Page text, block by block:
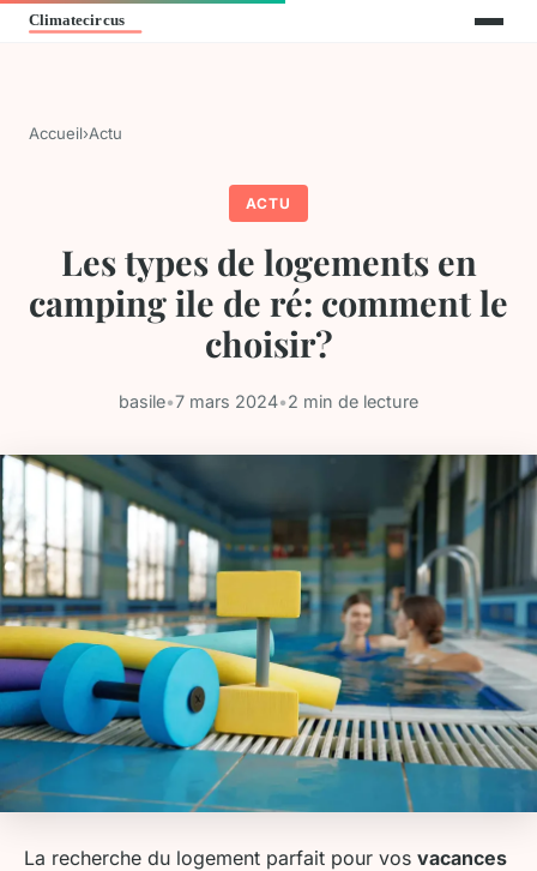
Accueil›Actu
ACTU
Les types de logements en
camping ile de ré: comment le
choisir?
basile•7 mars 2024•2 min de lecture
La recherche du logement parfait pour vos vacances